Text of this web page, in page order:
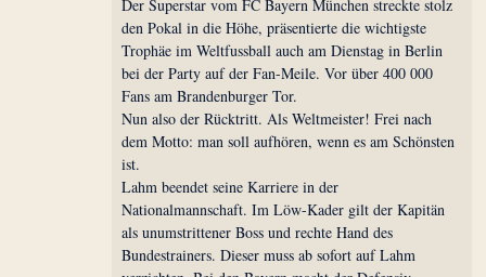
Der Superstar vom FC Bayern München streckte stolz
den Pokal in die Höhe, präsentierte die wichtigste
Trophäe im Weltfussball auch am Dienstag in Berlin
bei der Party auf der Fan-Meile. Vor über 400 000
Fans am Brandenburger Tor.
Nun also der Rücktritt. Als Weltmeister! Frei nach
dem Motto: man soll aufhören, wenn es am Schönsten
ist.
Lahm beendet seine Karriere in der
Nationalmannschaft. Im Löw-Kader gilt der Kapitän
als unumstrittener Boss und rechte Hand des
Bundestrainers. Dieser muss ab sofort auf Lahm